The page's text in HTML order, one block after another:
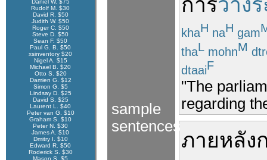
Daniel W. $75
Rudolf M. $30
David R. $50
Judith W. $50
Roger C. $50
Steve D. $50
Sean F. $50
Paul G. B. $50
xsinventory $20
Nigel A. $15
Michael B. $20
Otto S. $20
Damien G. $12
Simon G. $5
Lindsay D. $25
David S. $25
Laurent L. $40
Peter van G. $10
Graham S. $10
Peter N. $30
James A. $10
Dmitry I. $10
Edward R. $50
Roderick S. $30
Mason S. $5
sample
sentences
การวาง
khaH naH gam
thaL mohnM
dtaaiF
"The
regarding
ภายหลัง